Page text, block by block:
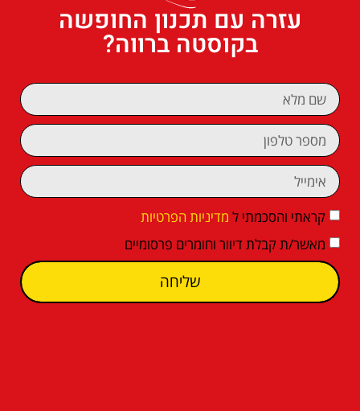
עזרה עם תכנון החופשה
בקוסטה ברווה?
קראתי והסכמתי ל מדיניות הפרטיות
מאשר/ת קבלת דיוור וחומרים פרסומיים
שליחה